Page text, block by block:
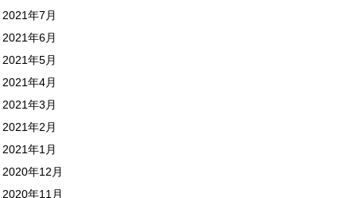
2021年7月
2021年6月
2021年5月
2021年4月
2021年3月
2021年2月
2021年1月
2020年12月
2020年11月